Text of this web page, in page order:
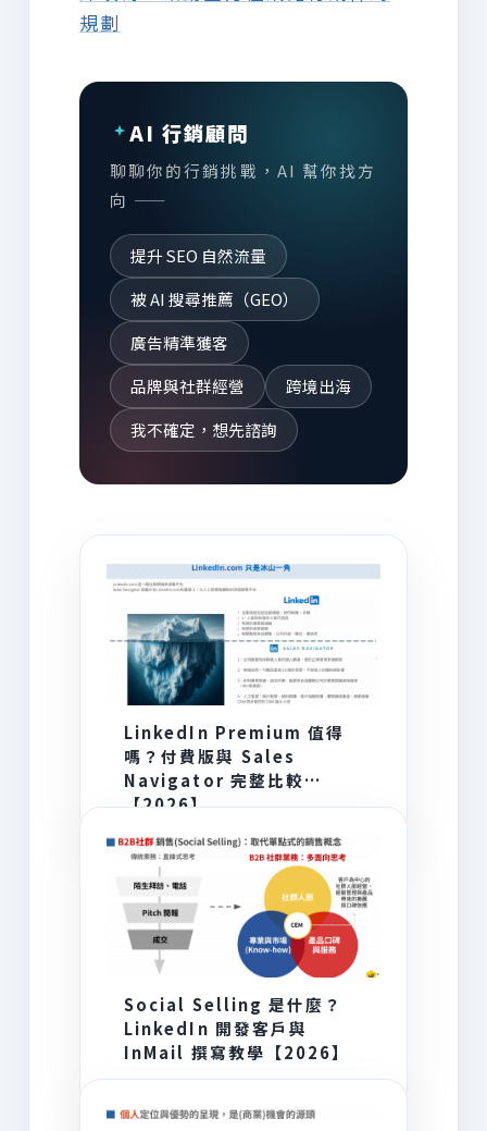
規劃
AI 行銷顧問
聊聊你的行銷挑戰，AI 幫你找方
向 ——
提升 SEO 自然流量
被 AI 搜尋推薦（GEO）
廣告精準獲客
品牌與社群經營
跨境出海
我不確定，想先諮詢
LinkedIn Premium 值得
嗎？付費版與 Sales
Navigator 完整比較
【2026】
Social Selling 是什麼？
LinkedIn 開發客戶與
InMail 撰寫教學【2026】